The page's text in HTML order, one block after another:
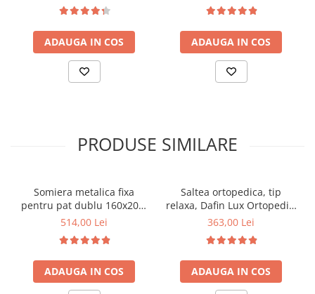
microfibra iarna 180x200
ADAUGA IN COS
foam 4 cm, husa
hipoalergenica, fermitate
mediu-tare, textile Avantaj,
2 perne matlasate 50x70cm
lavabile la 60°C, husa
antialergica, pilota iarna,
ADAUGA IN COS
PRODUSE SIMILARE
Somiera metalica fixa
pentru pat dublu 160x200,
6 picioare, 32 lamele lemn
saltea ferm, negru
514,00 Lei
ADAUGA IN COS
Saltea ortopedica, tip
relaxa, Dafin Lux Ortopedic,
90x200x21cm, fermitate
tip Bonell, fata vara-iarna,
sistem de aerisire cu
butoni, Salt Confort
363,00 Lei
ADAUGA IN COS